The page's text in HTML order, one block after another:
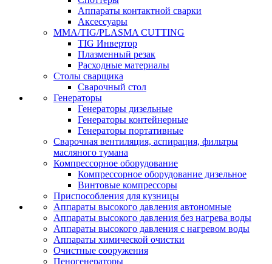
Аппараты контактной сварки
Аксессуары
MMA/TIG/PLASMA CUTTING
TIG Инвертор
Плазменный резак
Расходные материалы
Столы сварщика
Сварочный стол
Генераторы
Генераторы дизельные
Генераторы контейнерные
Генераторы портативные
Сварочная вентиляция, аспирация, фильтры
масляного тумана
Компрессорное оборудование
Компрессорное оборудование дизельное
Винтовые компрессоры
Приспособления для кузницы
Аппараты высокого давления автономные
Аппараты высокого давления без нагрева воды
Аппараты высокого давления с нагревом воды
Аппараты химической очистки
Очистные сооружения
Пеногенераторы